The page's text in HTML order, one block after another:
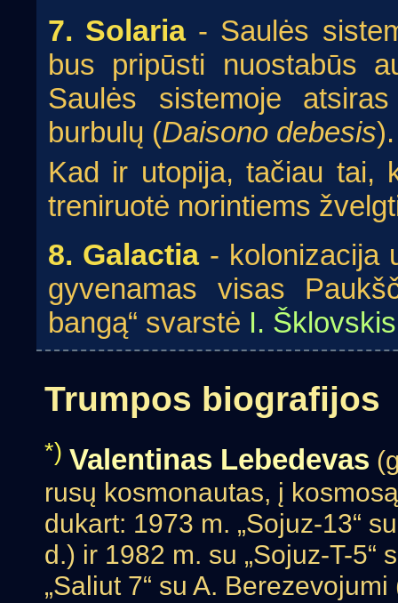
7. Solaria- Saulės
bus pripūsti nuostabūs
Saulės sistemoje
burbulų (Daisono debesis).
Kad ir utopija, tačiau tai,
treniruotė norintiems
8. Galactia- kolonizacija
gyvenamas visas
bangą“ svarstė I. Šklovskis
Trumpos biografijos
*) Valentinas Lebedevas
rusų kosmonautas, į
dukart: 1973 m. „Sojuz-13“
d.) ir 1982 m. su „Sojuz-T-5“
„Saliut 7“ su A.